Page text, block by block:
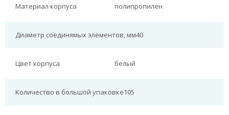
Материал корпуса полипропилен
Диаметр соединямых элементов, мм40
Цвет корпуса белый
Количество в большой упаковке105